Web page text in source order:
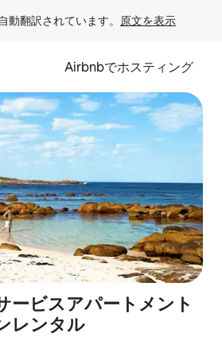
動翻訳されています。 原文を表示
Airbnbでホスティング
ービスアパートメント
レンタル